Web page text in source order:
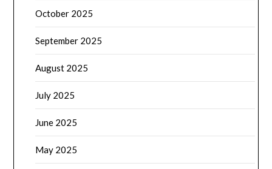
October 2025
September 2025
August 2025
July 2025
June 2025
May 2025